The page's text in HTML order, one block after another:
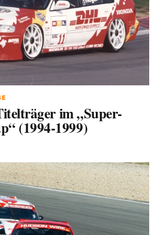
im „Super-
(1994-1999)